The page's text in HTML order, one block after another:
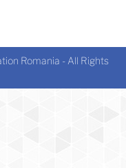
Romania - All Rights